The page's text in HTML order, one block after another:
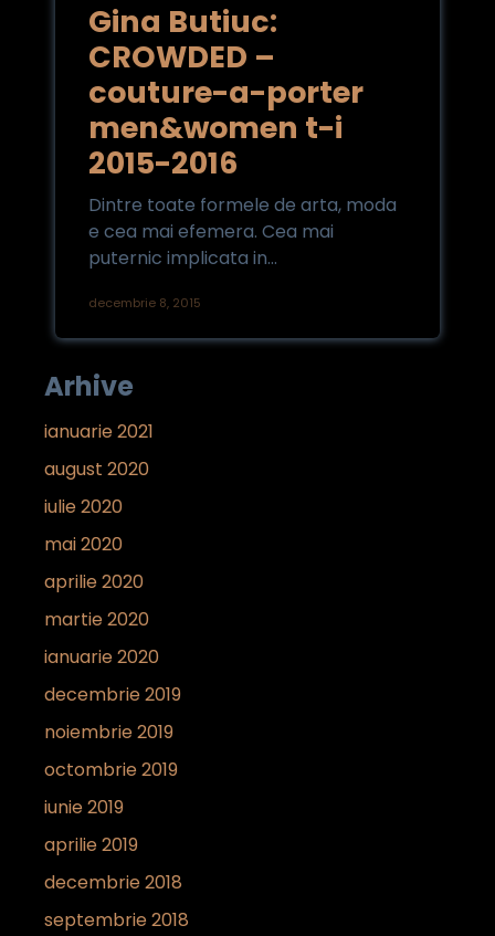
Gina Butiuc:
CROWDED –
couture-a-porter
men&women t-i
2015-2016
Dintre toate formele de arta, moda
e cea mai efemera. Cea mai
puternic implicata in...
decembrie 8, 2015
Arhive
ianuarie 2021
august 2020
iulie 2020
mai 2020
aprilie 2020
martie 2020
ianuarie 2020
decembrie 2019
noiembrie 2019
octombrie 2019
iunie 2019
aprilie 2019
decembrie 2018
septembrie 2018